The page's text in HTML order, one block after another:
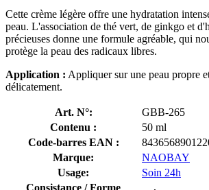
Cette crème légère offre une hydratation
peau. L'association de thé vert, de ginkgo et
précieuses donne une formule agréable, qui
protège la peau des radicaux libres.
Application : Appliquer sur une peau propre
délicatement.
Art. N°:
GBB-265
Contenu :
50 ml
Code-barres EAN :
Marque:
NAOBAY
Usage:
Soin 24h
Consistance / Forme